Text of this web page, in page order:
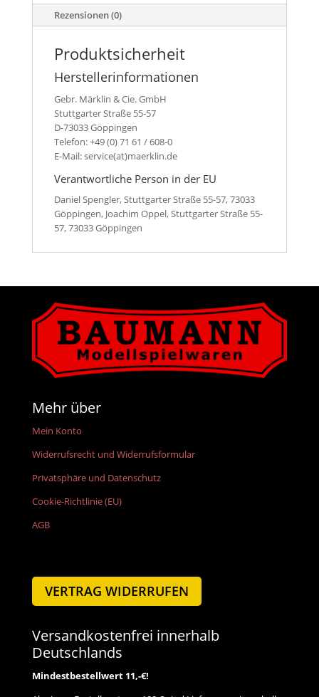
Rezensionen (0)
Produktsicherheit
Herstellerinformationen
Gebr. Märklin & Cie. GmbH
Stuttgarter Straße 55-57
D-73033 Göppingen
Telefon: +49 (0) 71 61 / 608-0
E-Mail: service(at)maerklin.de
Verantwortliche Person in der EU
Daniel Spengler, Stuttgarter Straße 55-57, 73033
Göppingen, Joachim Oppel, Stuttgarter Straße 55-
57, 73033 Göppingen
Mehr über
Mein Konto
Widerrufsrecht und Widerrufsformular
Privatsphäre und Datenschutz
Cookie-Richtlinie (EU)
AGB
VERTRAG WIDERRUFEN
Versandkostenfrei innerhalb
Deutschlands
Mindestbestellwert 11,-€!